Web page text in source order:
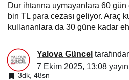
Dur ihtarına uymayanlara 60
bin TL para cezası geliyor. Araç
kullananlara da 30 güne kadar
Yalova Güncel
7 Ekim 2025, 13:08
3dk, 48sn